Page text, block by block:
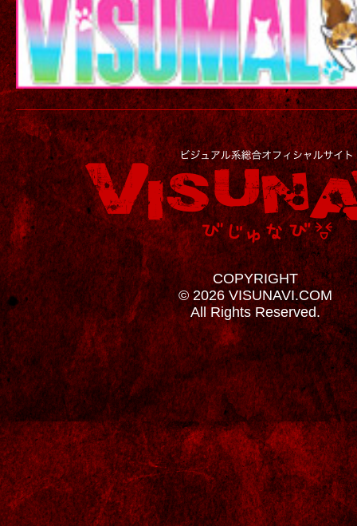
COPYRIGHT
© 2026 VISUNAVI.COM
All Rights Reserved.